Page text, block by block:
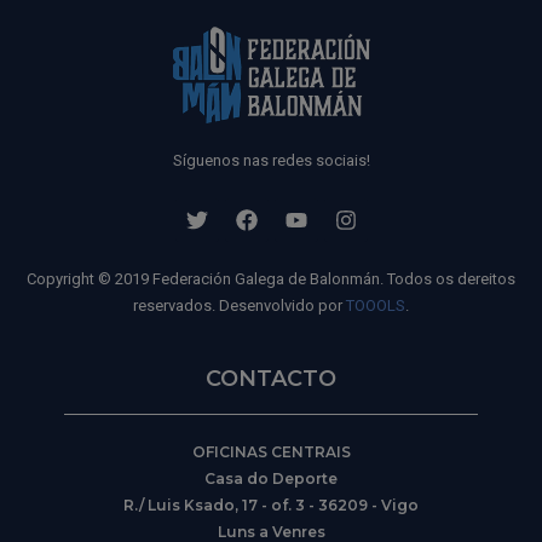
Síguenos nas redes sociais!
Copyright © 2019 Federación Galega de Balonmán. Todos os dereitos
reservados. Desenvolvido por TOOOLS
CONTACTO
OFICINAS CENTRAIS
Casa do Deporte
R./ Luis Ksado, 17 - of. 3 - 36209 - Vigo
Luns a Venres